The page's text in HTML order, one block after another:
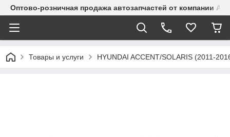
Оптово-розничная продажа автозапчастей от компании
Товары и услуги HYUNDAI ACCENT/SOLARIS (2011-